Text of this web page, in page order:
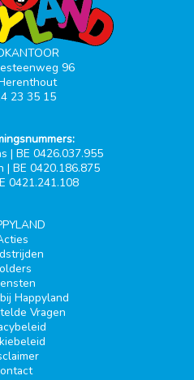
96
23 35 15
| BE 0426.037.955
| BE 0420.186.875
0421.241.108
Happyland
Vragen